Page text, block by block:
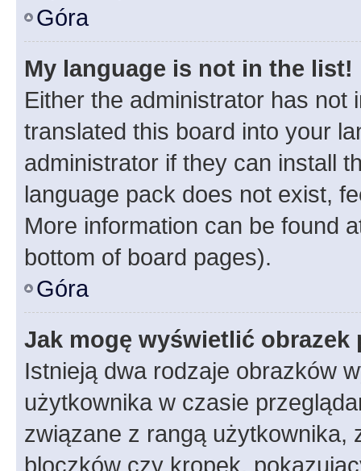
Góra
My language is not in the list!
Either the administrator has not
translated this board into your
administrator if they can install
language pack does not exist,
More information can be found
bottom of board pages).
Góra
Jak mogę wyświetlić
Istnieją dwa rodzaje obrazków
użytkownika w czasie
związane z rangą użytkownika,
bloczków czy kropek,